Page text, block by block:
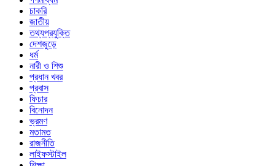
চাকরি
জাতীয়
তথ্যপ্রযুক্তি
দেশজুড়ে
ধর্ম
নারী ও শিশু
প্রধান খবর
প্রবাস
ফিচার
বিনোদন
ভ্রমণ
মতামত
রাজনীতি
লাইফস্টাইল